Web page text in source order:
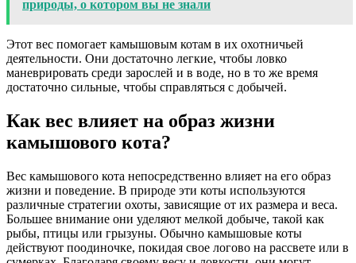
природы, о котором вы не знали
Этот вес помогает камышовым котам в их охотничьей
деятельности. Они достаточно легкие, чтобы ловко
маневрировать среди зарослей и в воде, но в то же время
достаточно сильные, чтобы справляться с добычей.
Как вес влияет на образ жизни
камышового кота?
Вес камышового кота непосредственно влияет на его образ
жизни и поведение. В природе эти коты используются
различные стратегии охоты, зависящие от их размера и веса.
Большее внимание они уделяют мелкой добыче, такой как
рыбы, птицы или грызуны. Обычно камышовые коты
действуют поодиночке, покидая свое логово на рассвете или в